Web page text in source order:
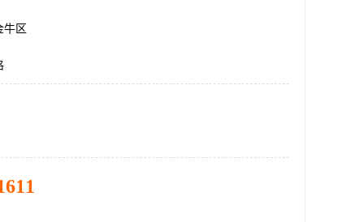
牛区